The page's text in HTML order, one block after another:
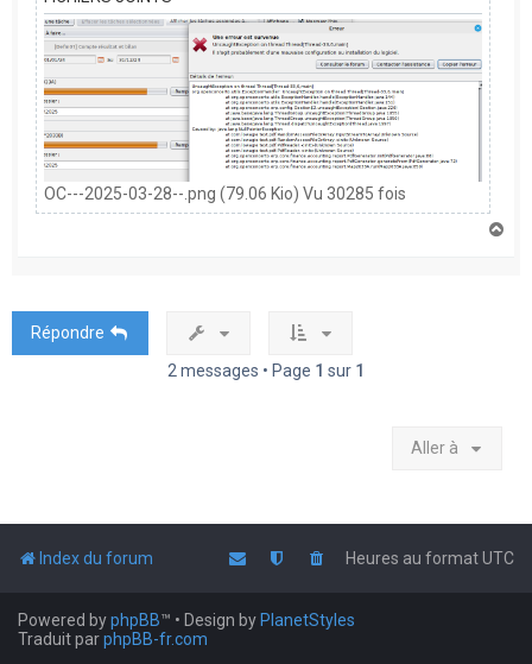
OC---2025-03-28--.png (79.06 Kio) Vu 30285 fois
Répondre
2 messages • Page 1 sur 1
Aller à
Index du forum Heures au formatUTC
Powered byphpBB™ • Design byPlanetStyles
Traduit parphpBB-fr.com